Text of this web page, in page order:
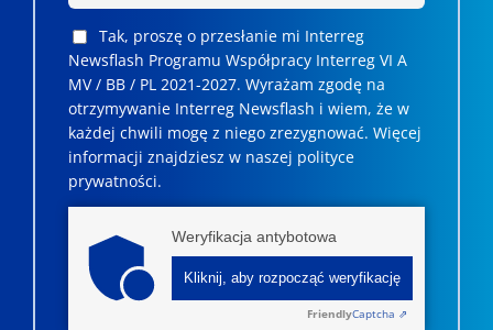
Tak, proszę o przesłanie mi Interreg
Newsflash Programu Współpracy Interreg VI A
MV / BB / PL 2021-2027. Wyrażam zgodę na
otrzymywanie Interreg Newsflash i wiem, że w
każdej chwili mogę z niego zrezygnować. ­­Więcej
informacji znajdziesz w naszej polityce
prywatności.
Weryfikacja antybotowa
Kliknij, aby rozpocząć weryfikację
FriendlyCaptcha ⇗